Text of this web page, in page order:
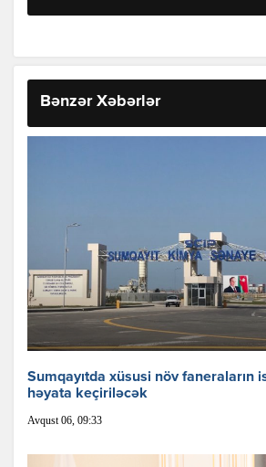
Bənzər Xəbərlər
Sumqayıtda xüsusi növ faneraların
həyata keçiriləcək
Avqust 06, 09:33